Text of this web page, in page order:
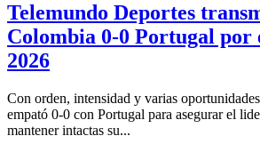
Telemundo Deportes
Colombia 0-0 Portugal
2026
Con orden, intensidad y varias
empató 0-0 con Portugal para asegurar el
mantener intactas su...